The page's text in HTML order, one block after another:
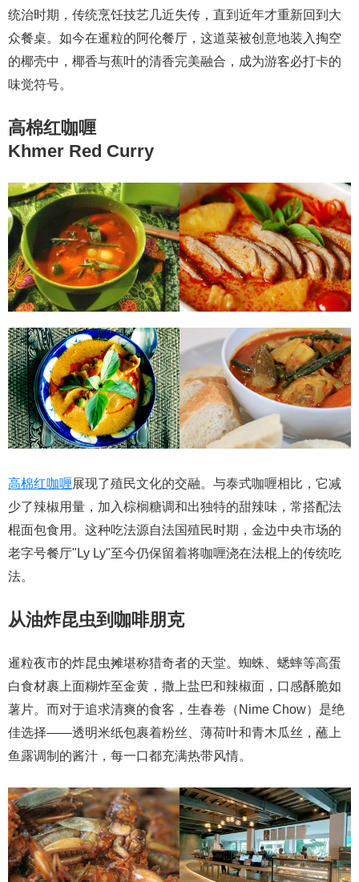
统治时期，传统烹饪技艺几近失传，直到近年才重新回到大
众餐桌。如今在暹粒的阿伦餐厅，这道菜被创意地装入掏空
的椰壳中，椰香与蕉叶的清香完美融合，成为游客必打卡的
味觉符号。
高棉红咖喱
Khmer Red Curry
高棉红咖喱展现了殖民文化的交融。与泰式咖喱相比，它减
少了辣椒用量，加入棕榈糖调和出独特的甜辣味，常搭配法
棍面包食用。这种吃法源自法国殖民时期，金边中央市场的
老字号餐厅"Ly Ly"至今仍保留着将咖喱浇在法棍上的传统吃
法。
从油炸昆虫到咖啡朋克
暹粒夜市的炸昆虫摊堪称猎奇者的天堂。蜘蛛、蟋蟀等高蛋
白食材裹上面糊炸至金黄，撒上盐巴和辣椒面，口感酥脆如
薯片。而对于追求清爽的食客，生春卷（Nime Chow）是绝
佳选择——透明米纸包裹着粉丝、薄荷叶和青木瓜丝，蘸上
鱼露调制的酱汁，每一口都充满热带风情。